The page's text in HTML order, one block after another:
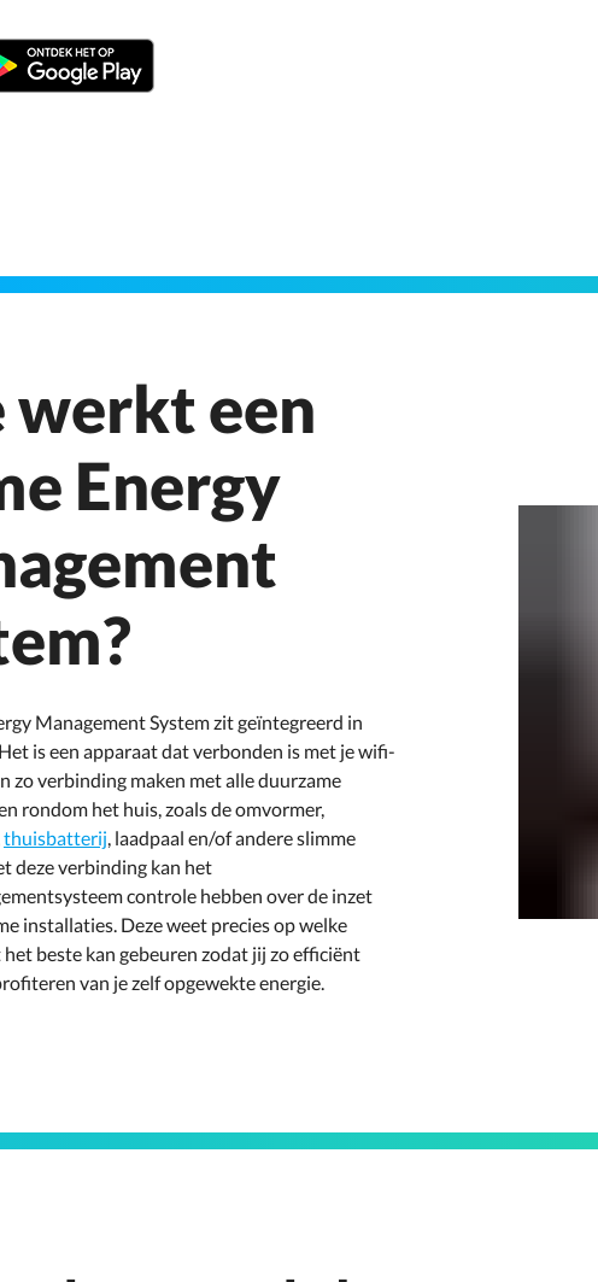
werkt een
Energy
Management System zit geïntegreerd in
is een apparaat dat verbonden is met je wifi-
zo verbinding maken met alle duurzame
rondom het huis, zoals de omvormer,
thuisbatterij, laadpaal en/of andere slimme
deze verbinding kan het
controle hebben over de inzet
installaties. Deze weet precies op welke
beste kan gebeuren zodat jij zo efficiënt
van je zelf opgewekte energie.